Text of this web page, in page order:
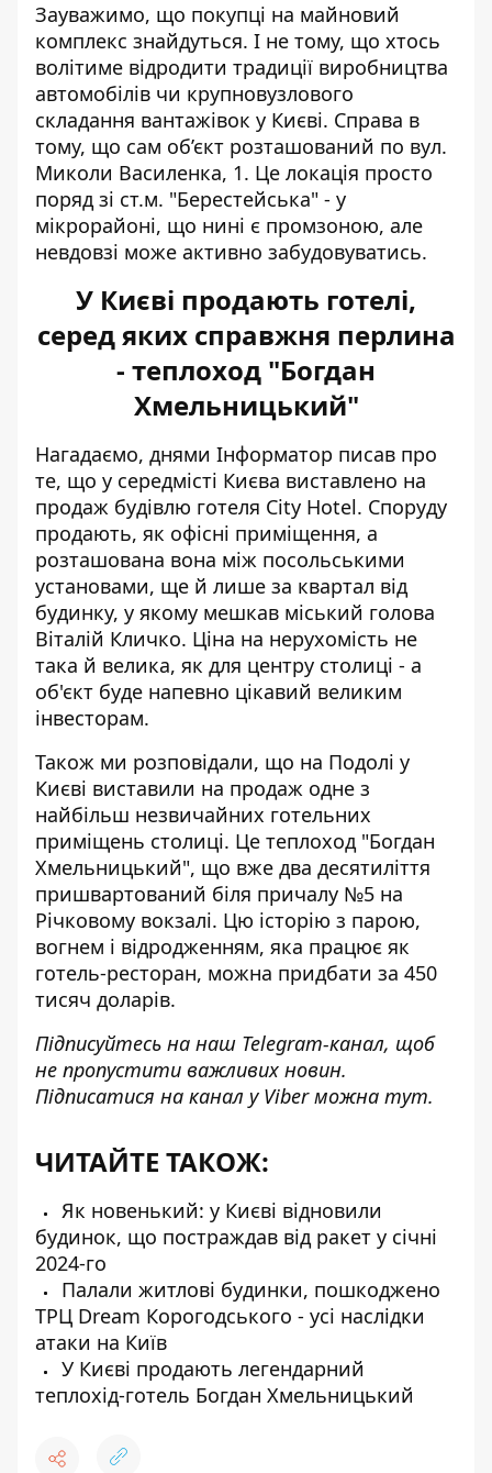
Зауважимо, що покупці на майновий
комплекс знайдуться. І не тому, що хтось
волітиме відродити традиції виробництва
автомобілів чи крупновузлового
складання вантажівок у Києві. Справа в
тому, що сам об’єкт розташований по вул.
Миколи Василенка, 1. Це локація просто
поряд зі ст.м. "Берестейська" - у
мікрорайоні, що нині є промзоною, але
невдовзі може активно забудовуватись.
У Києві продають готелі,
серед яких справжня перлина
- теплоход "Богдан
Хмельницький"
Нагадаємо, днями Інформатор писав про
те, що у середмісті Києва виставлено на
продаж будівлю готеля City Hotel. Споруду
продають, як офісні приміщення, а
розташована вона між посольськими
установами, ще й лише за квартал від
будинку, у якому мешкав міський голова
Віталій Кличко. Ціна на нерухомість не
така й велика, як для центру столиці - а
об'єкт буде напевно цікавий великим
інвесторам.
Також ми розповідали, що на Подолі у
Києві виставили на продаж одне з
найбільш незвичайних готельних
приміщень столиці. Це теплоход "Богдан
Хмельницький", що вже два десятиліття
пришвартований біля причалу №5 на
Річковому вокзалі. Цю історію з парою,
вогнем і відродженням, яка працює як
готель-ресторан, можна придбати за 450
тисяч доларів.
Підписуйтесь на наш Telegram-канал, щоб
не пропустити важливих новин.
Підписатися на канал у Viber можна тут.
ЧИТАЙТЕ ТАКОЖ:
Як новенький: у Києві відновили
будинок, що постраждав від ракет у січні
2024-го
Палали житлові будинки, пошкоджено
ТРЦ Dream Корогодського - усі наслідки
атаки на Київ
У Києві продають легендарний
теплохід-готель Богдан Хмельницький